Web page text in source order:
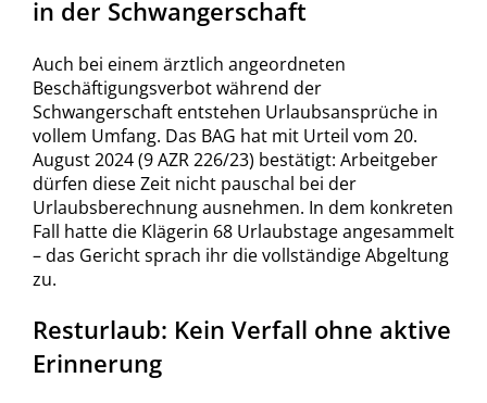
in der Schwangerschaft
Auch bei einem ärztlich angeordneten
Beschäftigungsverbot während der
Schwangerschaft entstehen Urlaubsansprüche in
vollem Umfang. Das BAG hat mit Urteil vom 20.
August 2024 (9 AZR 226/23) bestätigt: Arbeitgeber
dürfen diese Zeit nicht pauschal bei der
Urlaubsberechnung ausnehmen. In dem konkreten
Fall hatte die Klägerin 68 Urlaubstage angesammelt
– das Gericht sprach ihr die vollständige Abgeltung
zu.
Resturlaub: Kein Verfall ohne aktive
Erinnerung